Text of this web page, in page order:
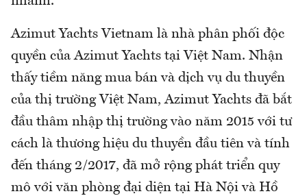
Azimut Yachts Vietnam là nhà phân phối độc
quyền của Azimut Yachts tại Việt Nam. Nhận
thấy tiềm năng mua bán và dịch vụ du thuyền
của thị trường Việt Nam, Azimut Yachts đã bắt
đầu thâm nhập thị trường vào năm 2015 với tư
cách là thương hiệu du thuyền đầu tiên và tính
đến tháng 2/2017, đã mở rộng phát triển quy
mô với văn phòng đại diện tại Hà Nội và Hồ